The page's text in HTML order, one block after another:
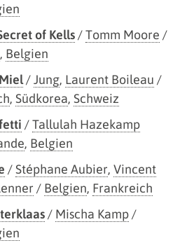
of Kells/Tomm Moore /
, Belgien
/Jung, Laurent Boileau /
, Südkorea, Schweiz
/Tallulah Hazekamp
, Belgien
/Stéphane Aubier, Vincent
/ Belgien, Frankreich
/ Mischa Kamp/